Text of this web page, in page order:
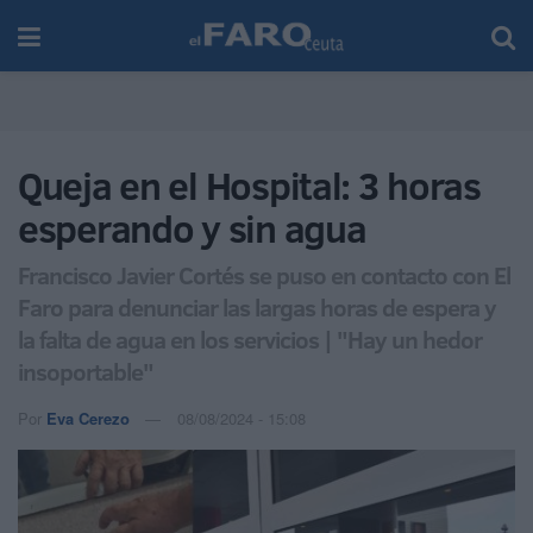
Queja en el Hospital: 3 horas
esperando y sin agua
Francisco Javier Cortés se puso en contacto con El
Faro para denunciar las largas horas de espera y
la falta de agua en los servicios | "Hay un hedor
insoportable"
Por Eva Cerezo 08/08/2024 - 15:08